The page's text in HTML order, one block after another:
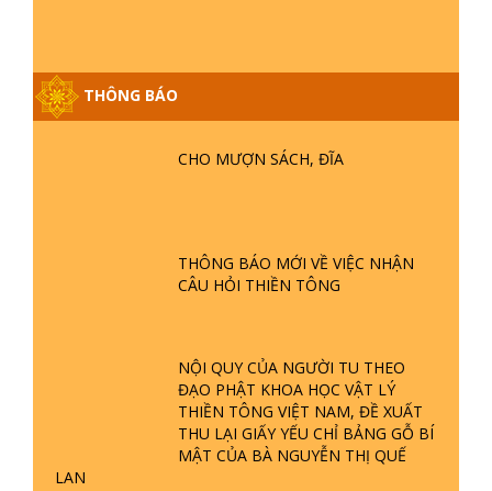
THÔNG BÁO
CHO MƯỢN SÁCH, ĐĨA
THÔNG BÁO MỚI VỀ VIỆC NHẬN
CÂU HỎI THIỀN TÔNG
NỘI QUY CỦA NGƯỜI TU THEO
ĐẠO PHẬT KHOA HỌC VẬT LÝ
THIỀN TÔNG VIỆT NAM, ĐỀ XUẤT
THU LẠI GIẤY YẾU CHỈ BẢNG GỖ BÍ
MẬT CỦA BÀ NGUYỄN THỊ QUẾ
LAN
NĂM PHẬT KHÔNG NÓI? HỘI LONG
HOA LÀ HỘI GÌ? TỬ VÌ ĐẠO
ĐƯỢC HÌNH THÀNH NHƯ THẾ NÀO?
PHẬT GIỚI CÓ THỜI GIAN KHÔNG? |
TTTD
GIẢI ĐÁP ĐẶC BIỆT P23 - THIÊN